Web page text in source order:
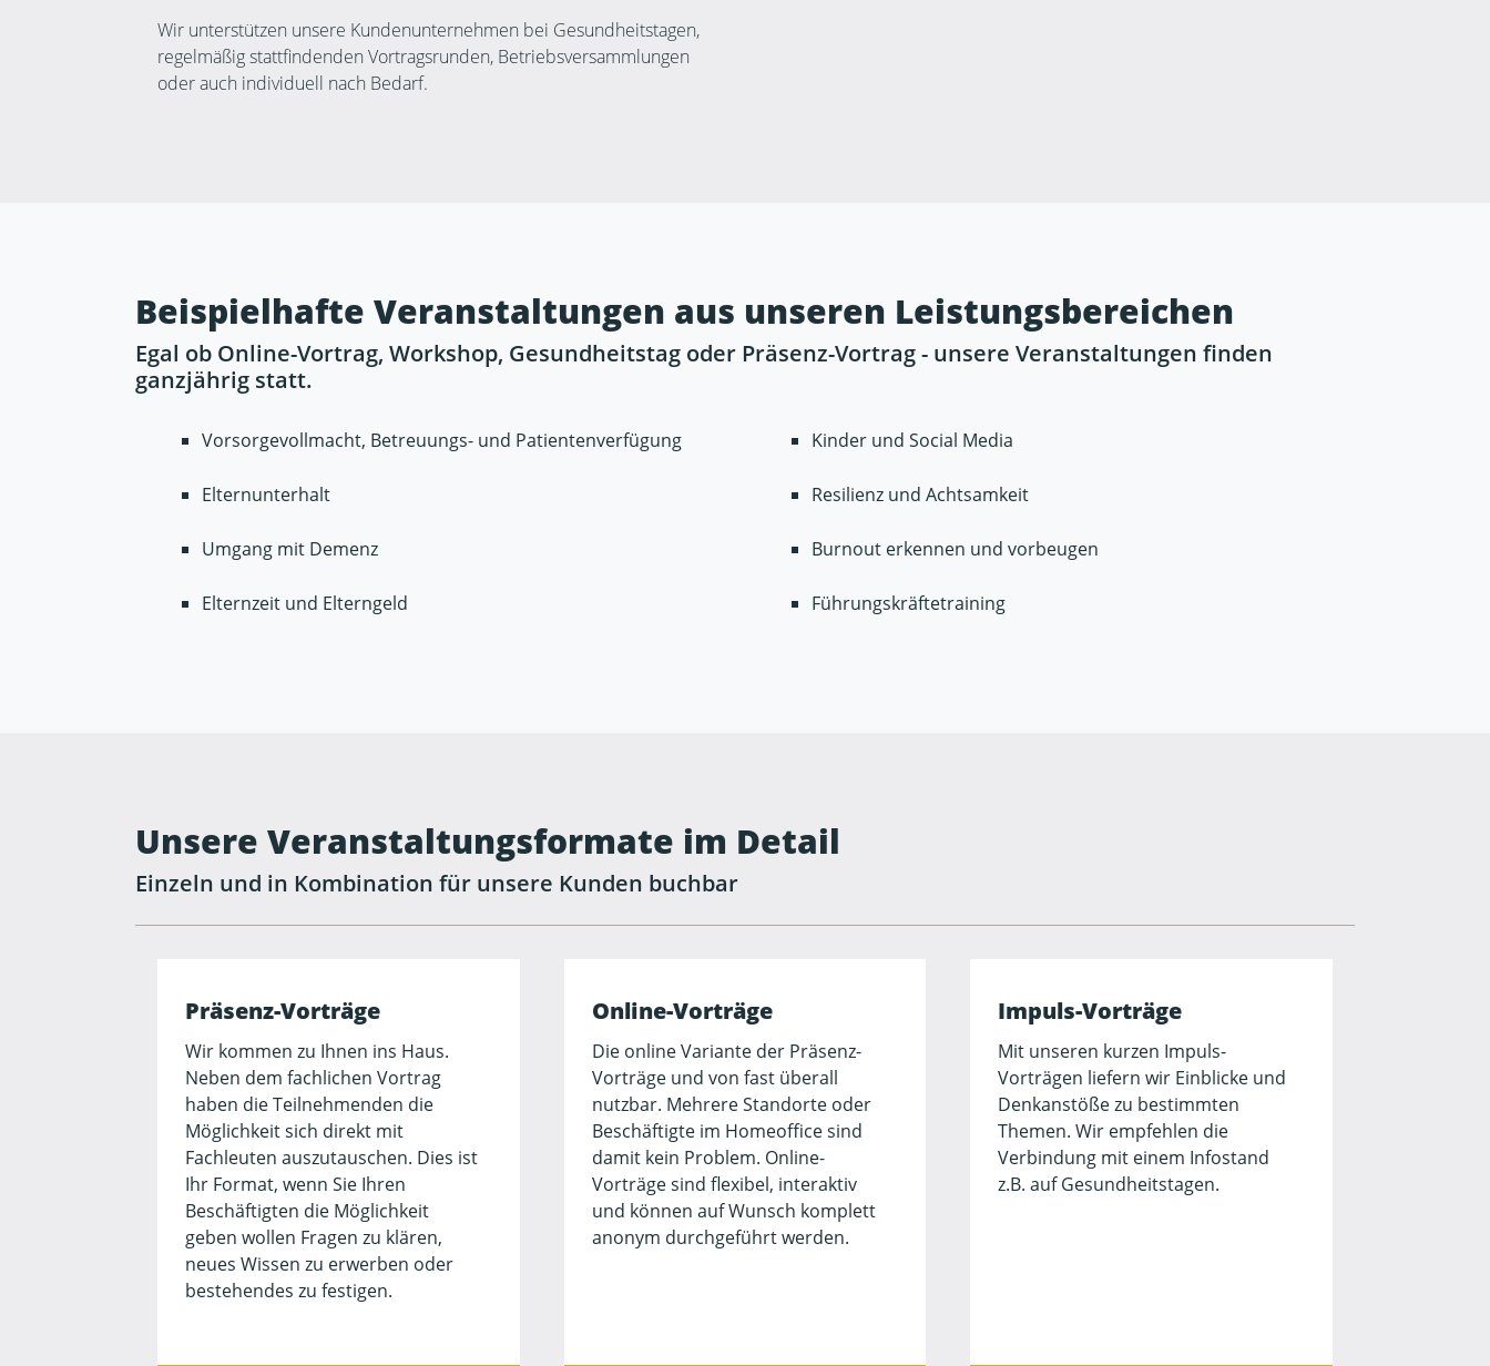
Wir unterstützen unsere Kundenunternehmen bei Gesundheitstagen,
regelmäßig stattfindenden Vortragsrunden, Betriebsversammlungen
oder auch individuell nach Bedarf.
Beispielhafte Veranstaltungen aus unseren Leistungsbereichen
Egal ob Online-Vortrag, Workshop, Gesundheitstag oder Präsenz-Vortrag - unsere Veranstaltungen finden
ganzjährig statt.
Vorsorgevollmacht, Betreuungs- und Patientenverfügung
Elternunterhalt
Umgang mit Demenz
Elternzeit und Elterngeld
Kinder und Social Media
Resilienz und Achtsamkeit
Burnout erkennen und vorbeugen
Führungskräftetraining
Unsere Veranstaltungsformate im Detail
Einzeln und in Kombination für unsere Kunden buchbar
Präsenz-Vorträge
Wir kommen zu Ihnen ins Haus.
Neben dem fachlichen Vortrag
haben die Teilnehmenden die
Möglichkeit sich direkt mit
Fachleuten auszutauschen. Dies ist
Ihr Format, wenn Sie Ihren
Beschäftigten die Möglichkeit
geben wollen Fragen zu klären,
neues Wissen zu erwerben oder
bestehendes zu festigen.
Online-Vorträge
Die online Variante der Präsenz-
Vorträge und von fast überall
nutzbar. Mehrere Standorte oder
Beschäftigte im Homeoffice sind
damit kein Problem. Online-
Vorträge sind flexibel, interaktiv
und können auf Wunsch komplett
anonym durchgeführt werden.
Impuls-Vorträge
Mit unseren kurzen Impuls-
Vorträgen liefern wir Einblicke und
Denkanstöße zu bestimmten
Themen. Wir empfehlen die
Verbindung mit einem Infostand
z.B. auf Gesundheitstagen.